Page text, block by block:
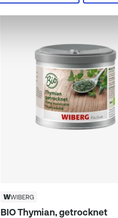
WIBERG
BIO Thymian, getrocknet